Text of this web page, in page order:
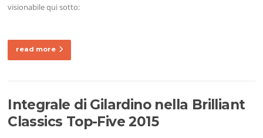
visionabile qui sotto:
read more
Integrale di Gilardino nella Brilliant
Classics Top-Five 2015